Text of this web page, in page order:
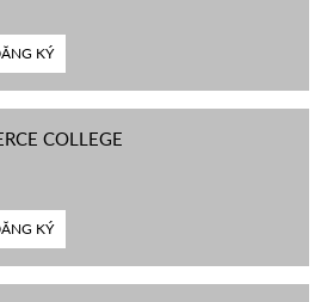
KÝ
COLLEGE
KÝ